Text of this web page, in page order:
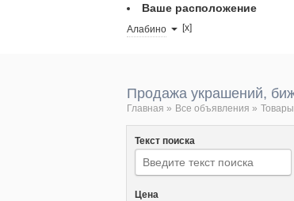
Ваше расположение
Алабино [x]
Продажа украшений,
Главная » Все объявления » Товары
Текст поиска
Цена